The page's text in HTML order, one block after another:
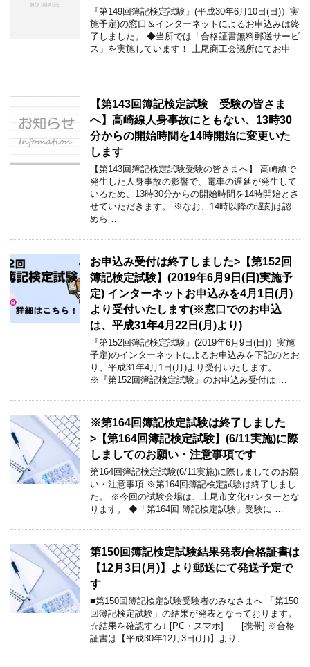
『第149回簿記検定試験』(平成30年6月10日(日)）実
施予定)の窓口＆インターネットによるお申込みは終
了しました。 ◆当所では「合格証書無料郵送サービ
ス」を実施しています！ 上尾商工会議所にてお申
【第143回簿記検定試験 受験の皆さま
へ】高崎線人身事故にともない、13時30
分からの開始時間を14時開始に変更いた
します
【第143回簿記検定試験受験の皆さまへ】 高崎線で
発生した人身事故の影響で、電車の遅延が発生して
いるため、13時30分からの開始時間を14時開始とさ
せていただきます。 ※なお、14時以降の遅刻は認
めら …
お申込み受付は終了しました>【第152回
簿記検定試験】(2019年6月9日(日)実施予
定) インターネットお申込みを4月1日(月)
より受付いたします(※窓口でのお申込
は、平成31年4月22日(月)より)
『第152回簿記検定試験』(2019年6月9日(日)）実施
予定)のインターネットによるお申込みを下記のとお
り、平成31年4月1日(月)より受付いたします。
※『第152回簿記検定試験』のお申込み受付は …
※第164回簿記検定試験は終了しました
>【第164回簿記検定試験】(6/11実施)に際
しましてのお願い・注意事項です
第164回簿記検定試験(6/11実施)に際しましてのお願
い・注意事項 ※第164回簿記検定試験は終了しまし
た。 ※今回の試験会場は、上尾市文化センターとな
ります。 ◆「第164回 簿記検定試験」受験に …
第150回簿記検定試験結果発表/合格証書は
【12月3日(月)】より郵送にて発送予定で
す
■第150回簿記検定試験受験者のみなさまへ 「第150
回簿記検定試験」の結果が発表となっております。
☆結果を確認する↓ [PC・スマホ] [携帯] ※合格
証書は【平成30年12月3日(月)】より、 …